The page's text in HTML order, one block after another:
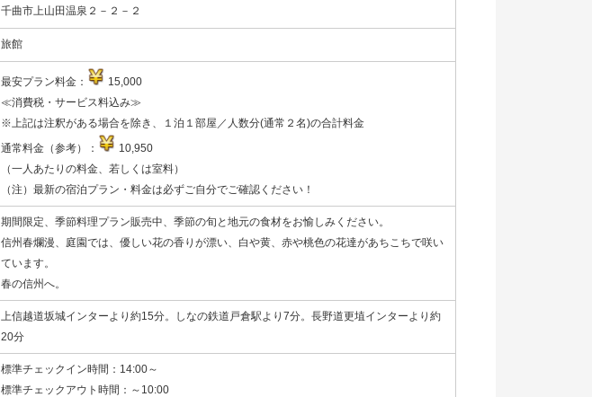
千曲市上山田温泉２－２－２
旅館
最安プラン料金：
15,000
≪消費税・サービス料込み≫
※上記は注釈がある場合を除き、１泊１部屋／人数分(通常２名)の合計料金
通常料金（参考）：
10,950
（一人あたりの料金、若しくは室料）
（注）最新の宿泊プラン・料金は必ずご自分でご確認ください！
期間限定、季節料理プラン販売中、季節の旬と地元の食材をお愉しみください。
信州春爛漫、庭園では、優しい花の香りが漂い、白や黄、赤や桃色の花達があちこちで咲い
ています。
春の信州へ。
上信越道坂城インターより約15分。しなの鉄道戸倉駅より7分。長野道更埴インターより約
20分
標準チェックイン時間：14:00～
標準チェックアウト時間：～10:00